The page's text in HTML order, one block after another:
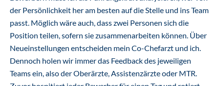
der Persönlichkeit her am besten auf die Stelle und ins Team
passt. Möglich wäre auch, dass zwei Personen sich die
Position teilen, sofern sie zusammenarbeiten können. Über
Neueinstellungen entscheiden mein Co-Chefarzt und ich.
Dennoch holen wir immer das Feedback des jeweiligen
Teams ein, also der Oberärzte, Assistenzärzte oder MTR.